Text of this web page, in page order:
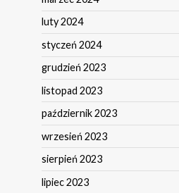
luty 2024
styczeń 2024
grudzień 2023
listopad 2023
październik 2023
wrzesień 2023
sierpień 2023
lipiec 2023